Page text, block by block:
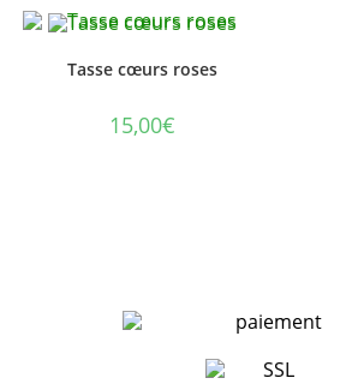
Tasse cœurs roses
15,00€